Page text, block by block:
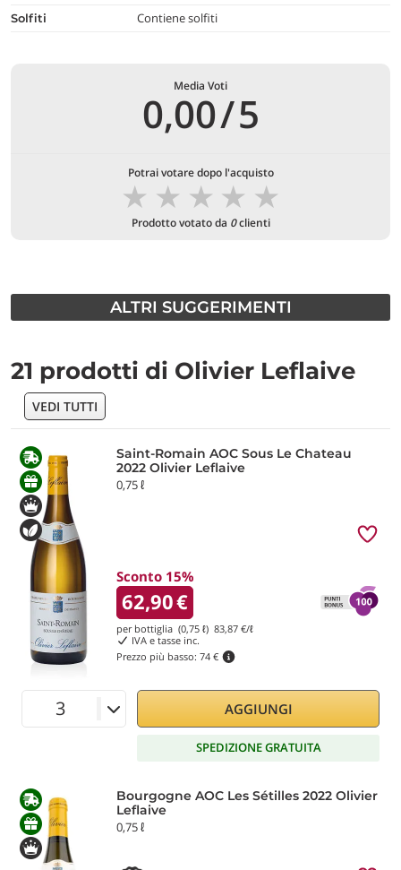
Solfiti Contiene solfiti
Media Voti
0,00/5
Potrai votare dopo l'acquisto
★
★
★
★
★
Prodotto votato da 0clienti
ALTRI SUGGERIMENTI
21 prodotti di Olivier Leflaive
VEDI TUTTI
Saint-Romain AOC Sous Le Chateau
2022 Olivier Leflaive
0,75 ℓ
Sconto 15%
62,90€
per bottiglia (0,75 ℓ) 83,87 €/ℓ
IVA e tasse inc.
Prezzo più basso: 74 €
AGGIUNGI
SPEDIZIONE GRATUITA
Bourgogne AOC Les Sétilles 2022 Olivier
Leflaive
0,75 ℓ